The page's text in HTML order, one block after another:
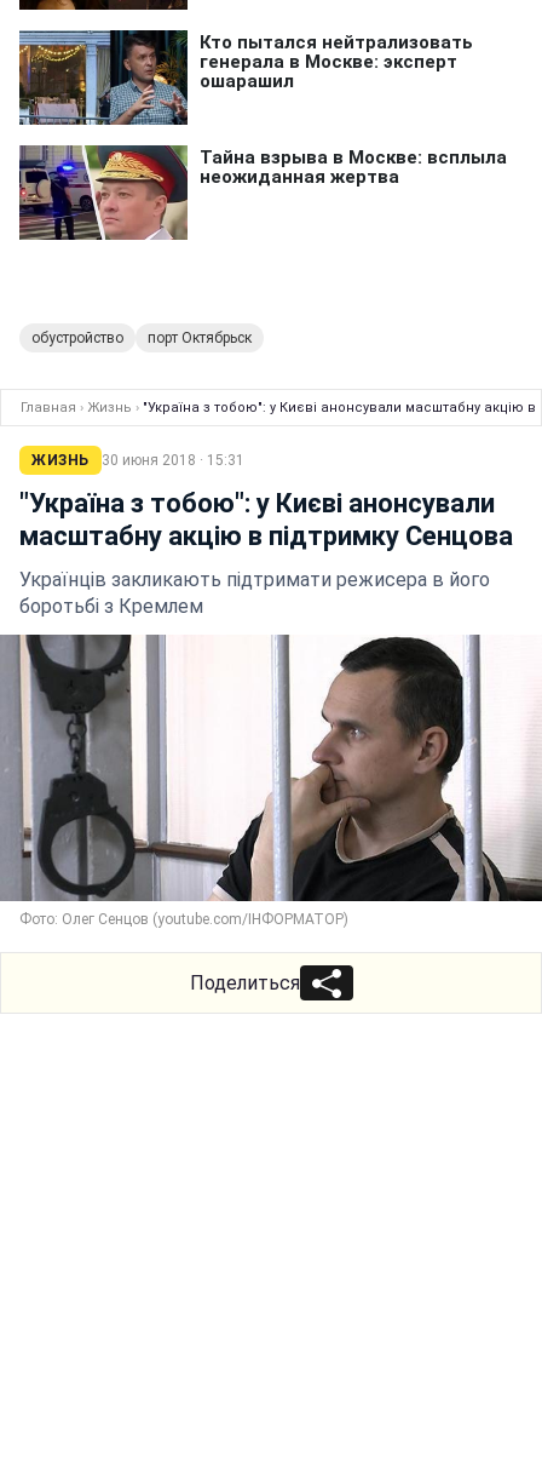
обустройство порт Октябрьск
Главная › Жизнь › "Україна з тобою": у Києві анонсували масштабну акцію в
ЖИЗНЬ 30 июня 2018 · 15:31
"Україна з тобою": у Києві анонсували
масштабну акцію в підтримку Сенцова
Українців закликають підтримати режисера в його
боротьбі з Кремлем
Фото: Олег Сенцов (youtube.com/ІНФОРМАТОР)
Поделиться